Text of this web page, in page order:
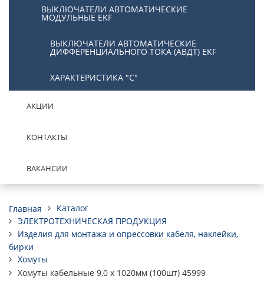
ВЫКЛЮЧАТЕЛИ АВТОМАТИЧЕСКИЕ
МОДУЛЬНЫЕ EKF
ВЫКЛЮЧАТЕЛИ АВТОМАТИЧЕСКИЕ
ДИФФЕРЕНЦИАЛЬНОГО ТОКА (АВДТ) EKF
ХАРАКТЕРИСТИКА "С"
АКЦИИ
КОНТАКТЫ
ВАКАНСИИ
Главная
Каталог
ЭЛЕКТРОТЕХНИЧЕСКАЯ ПРОДУКЦИЯ
Изделия для монтажа и опрессовки кабеля, наклейки,
бирки
Хомуты
Хомуты кабельные 9,0 х 1020мм (100шт) 45999